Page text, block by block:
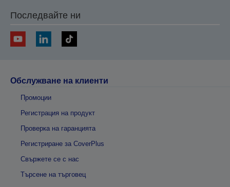
Последвайте ни
Обслужване на клиенти
Промоции
Регистрация на продукт
Проверка на гаранцията
Регистриране за CoverPlus
Свържете се с нас
Търсене на търговец